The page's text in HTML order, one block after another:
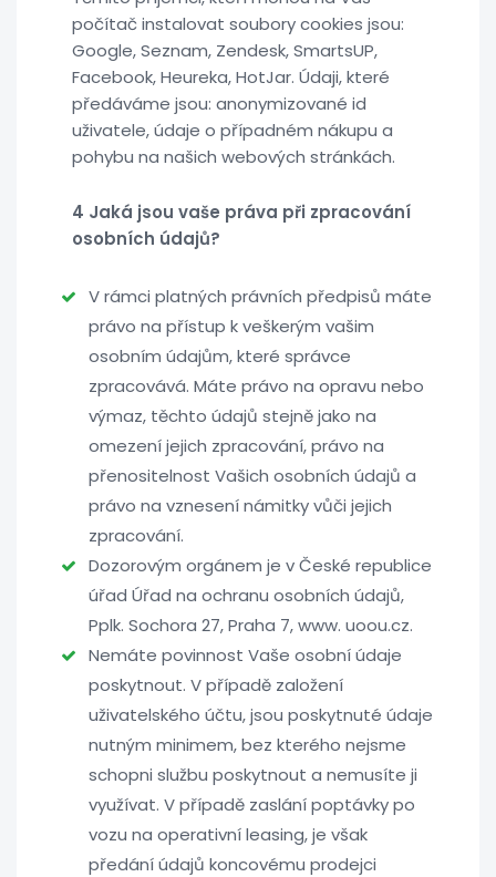
počítač instalovat soubory cookies jsou:
Google, Seznam, Zendesk, SmartsUP,
Facebook, Heureka, HotJar. Údaji, které
předáváme jsou: anonymizované id
uživatele, údaje o případném nákupu a
pohybu na našich webových stránkách.
4 Jaká jsou vaše práva při zpracování
osobních údajů?
V rámci platných právních předpisů máte
právo na přístup k veškerým vašim
osobním údajům, které správce
zpracovává. Máte právo na opravu nebo
výmaz, těchto údajů stejně jako na
omezení jejich zpracování, právo na
přenositelnost Vašich osobních údajů a
právo na vznesení námitky vůči jejich
zpracování.
Dozorovým orgánem je v České republice
úřad Úřad na ochranu osobních údajů,
Pplk. Sochora 27, Praha 7, www. uoou.cz.
Nemáte povinnost Vaše osobní údaje
poskytnout. V případě založení
uživatelského účtu, jsou poskytnuté údaje
nutným minimem, bez kterého nejsme
schopni službu poskytnout a nemusíte ji
využívat. V případě zaslání poptávky po
vozu na operativní leasing, je však
předání údajů koncovému prodejci